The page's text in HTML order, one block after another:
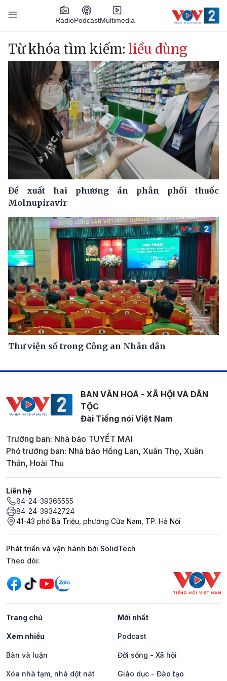
Nhảy đến nội dung
RadioPodcastMultimedia
Main navigation
Từ khóa tìm kiếm: liều dùng
Đề xuất hai phương án phân phối thuốc
Molnupiravir
Thư viện số trong Công an Nhân dân
BAN VĂN HOÁ - XÃ HỘI VÀ DÂN
TỘC
Đài Tiếng nói Việt Nam
Trưởng ban: Nhà báo TUYẾT MAI
Phó trưởng ban: Nhà báo Hồng Lan, Xuân Thọ, Xuân
Thân, Hoài Thu
Liên hệ
84-24-39365555
84-24-39342724
41-43 phố Bà Triệu, phường Cửa Nam, TP. Hà Nội
Phát triển và vận hành bởi SolidTech
Mạng xã hội
Theo dõi:
Trang chủ Mới nhất
Xem nhiều Podcast
Bàn và luận Đời sống - Xã hội
Xóa nhà tạm, nhà dột nát Giáo dục - Đào tạo